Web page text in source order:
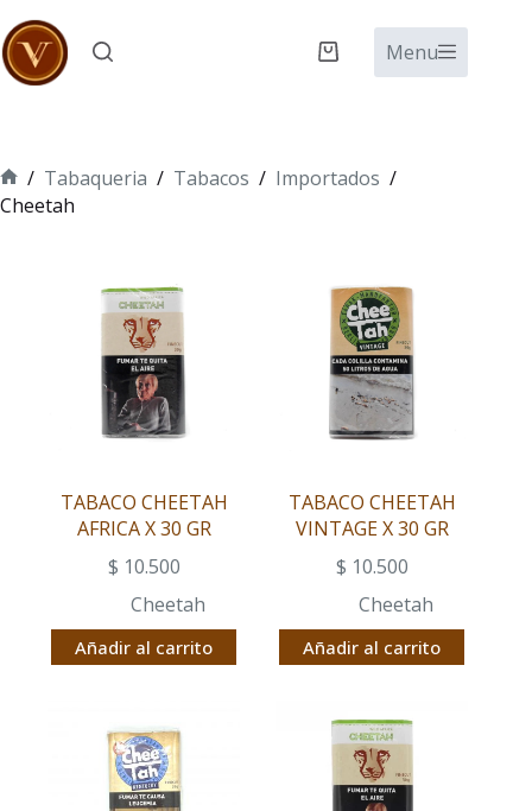
al
contenido
Carro
Menu
Inicio
/ Tabaqueria / Tabacos / Importados /
Cheetah
TABACO CHEETAH
AFRICA X 30 GR
$ 10.500
Cheetah
Añadir al carrito
TABACO CHEETAH
VINTAGE X 30 GR
$ 10.500
Cheetah
Añadir al carrito